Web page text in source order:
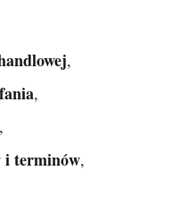
,
,
i terminów,